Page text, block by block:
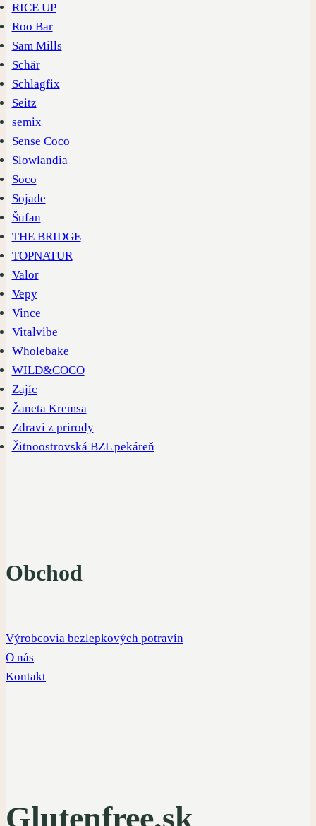
RICE UP
Roo Bar
Sam Mills
Schär
Schlagfix
Seitz
semix
Sense Coco
Slowlandia
Soco
Sojade
Šufan
THE BRIDGE
TOPNATUR
Valor
Vepy
Vince
Vitalvibe
Wholebake
WILD&COCO
Zajíc
Žaneta Kremsa
Zdravi z prirody
Žitnoostrovská BZL pekáreň
Obchod
Výrobcovia bezlepkových potravín
O nás
Kontakt
Glutenfree.sk